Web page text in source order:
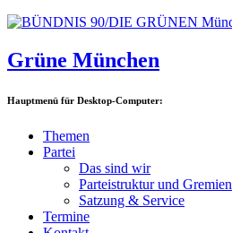
Grüne München
Hauptmenü für Desktop-Computer:
Themen
Partei
Das sind wir
Parteistruktur und Gremien
Satzung & Service
Termine